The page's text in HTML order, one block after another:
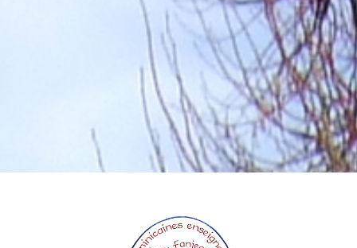
BOUTIQUE
CONTACT